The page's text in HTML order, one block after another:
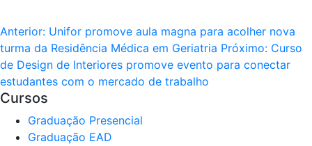
Anterior: Unifor promove aula magna para acolher nova
turma da Residência Médica em Geriatria Próximo: Curso
de Design de Interiores promove evento para conectar
estudantes com o mercado de trabalho
Cursos
Graduação Presencial
Graduação EAD